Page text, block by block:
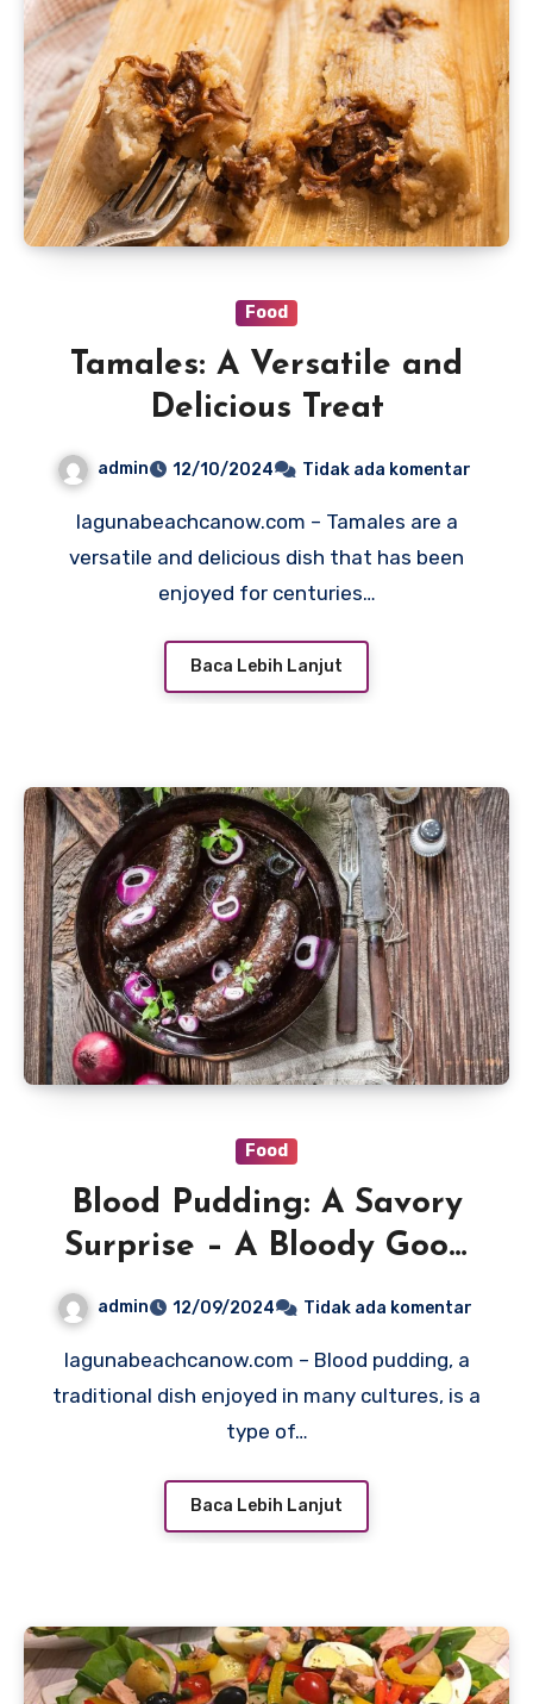
Food
Tamales: A Versatile and
Delicious Treat
admin 12/10/2024 Tidak ada komentar
lagunabeachcanow.com – Tamales are a
versatile and delicious dish that has been
enjoyed for centuries…
Baca Lebih Lanjut
Food
Blood Pudding: A Savory
Surprise – A Bloody Good
admin 12/09/2024 Tidak ada komentar
lagunabeachcanow.com – Blood pudding, a
traditional dish enjoyed in many cultures, is a
type of…
Baca Lebih Lanjut